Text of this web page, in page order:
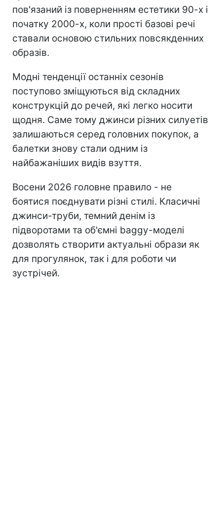
пов'язаний із поверненням естетики 90-х і
початку 2000-х, коли прості базові речі
ставали основою стильних повсякденних
образів.
Модні тенденції останніх сезонів
поступово зміщуються від складних
конструкцій до речей, які легко носити
щодня. Саме тому джинси різних силуетів
залишаються серед головних покупок, а
балетки знову стали одним із
найбажаніших видів взуття.
Восени 2026 головне правило - не
боятися поєднувати різні стилі. Класичні
джинси-труби, темний денім із
підворотами та об'ємні baggy-моделі
дозволять створити актуальні образи як
для прогулянок, так і для роботи чи
зустрічей.